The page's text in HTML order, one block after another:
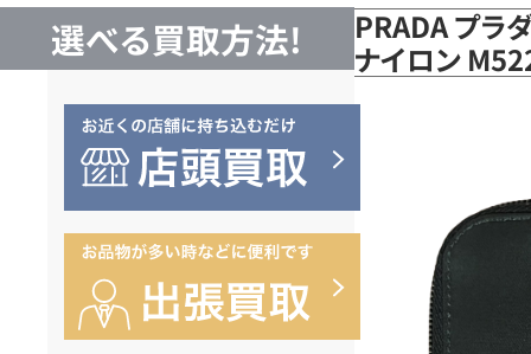
選べる買取方法!
PRADA プラ
ナイロン